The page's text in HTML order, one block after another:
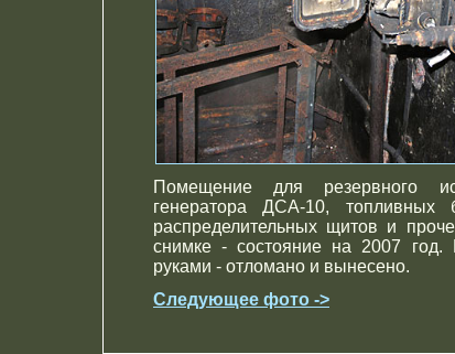
Помещение для резервного
генератора ДСА-10, топливных
распределительных щитов и
снимке - состояние на 2007 год.
руками - отломано и вынесено.
Следующее фото ->